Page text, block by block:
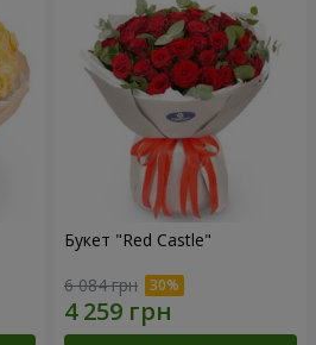
Букет "Red Castle"
6 084 грн